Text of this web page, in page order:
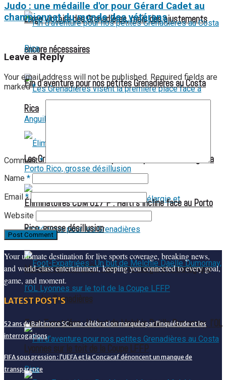
Large victoire des Grenadières, mais des ajustements
encore nécessaires
Les Grenadières visent la première place face à Anguilla
Mondial féminin 2027 : une liste élargie et stratégique
pour les Grenadières
Fin d’aventure pour nos petites Grenadières au Costa
Rica
Éliminatoires CDM U17 F : Haïti s’incline face au Porto
Rico, grosse désillusion
Foot-Expatriées : Un but de Melchie Daëlle Dumornay, l’OL
Lyonnes sur le toit de la Coupe LFFP
Judo : une médaille d'or pour Gérard Cadet au
championnat du monde des vétérans
Leave a Reply
Your email address will not be published. Required fields are
marked*
Comment*
Name *
Email*
Website
Your ultimate destination for live sports coverage, breaking news,
and world-class entertainment, keeping you connected to every goal,
game, and moment.
LATEST POST'S
52 ans du Baltimore SC : une célébration marquée par l’inquiétude et les
interrogations
FIFA sous pression : l’UEFA et la Concacaf dénoncent un manque de
transparence